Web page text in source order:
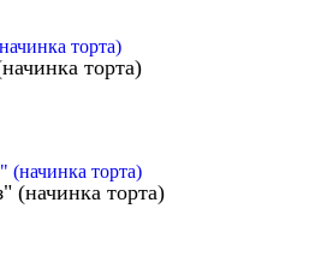
торта)
(начинка торта)